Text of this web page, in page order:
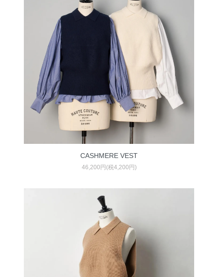
CASHMERE VEST
46,200円(税4,200円)